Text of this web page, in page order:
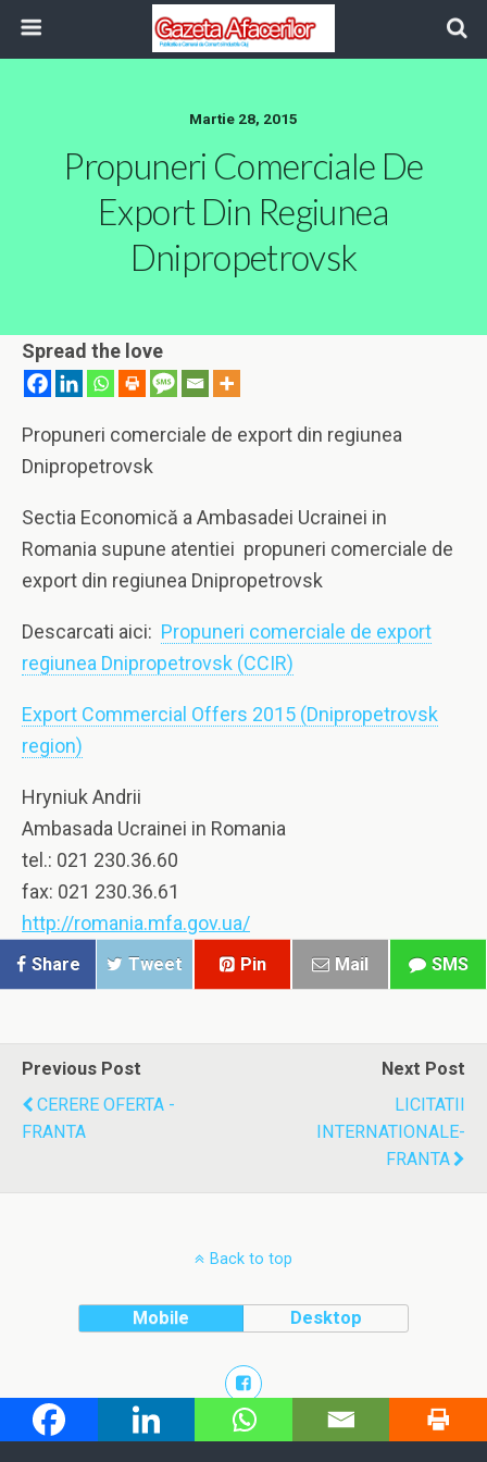
Martie 28, 2015
Propuneri Comerciale De
Export Din Regiunea
Dnipropetrovsk
Spread the love
Propuneri comerciale de export din regiunea
Dnipropetrovsk
Sectia Economică a Ambasadei Ucrainei in
Romania supune atentiei propuneri comerciale de
export din regiunea Dnipropetrovsk
Descarcati aici: Propuneri comerciale de export
regiunea Dnipropetrovsk (CCIR)
Export Commercial Offers 2015 (Dnipropetrovsk
region)
Hryniuk Andrii
Ambasada Ucrainei in Romania
tel.: 021 230.36.60
fax: 021 230.36.61
http://romania.mfa.gov.ua/
Share Tweet Pin Mail SMS
Previous Post
CERERE OFERTA -
FRANTA
Next Post
LICITATII
INTERNATIONALE-
FRANTA
Back to top
Mobile Desktop